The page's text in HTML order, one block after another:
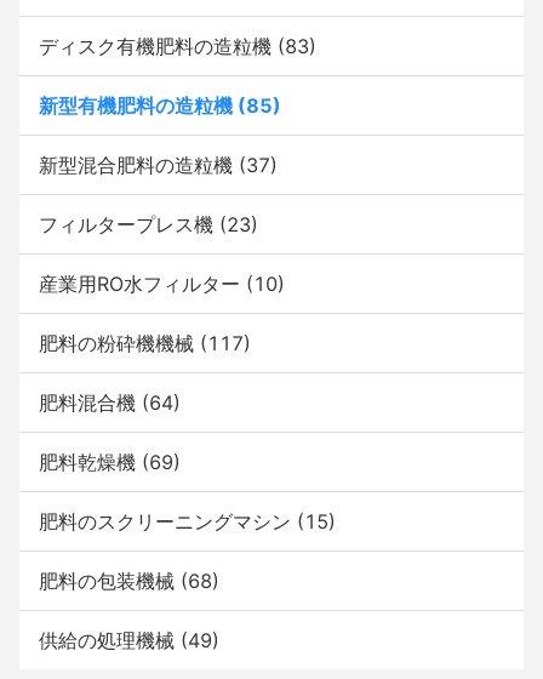
ディスク有機肥料の造粒機 (83)
新型有機肥料の造粒機 (85)
新型混合肥料の造粒機 (37)
フィルタープレス機 (23)
産業用RO水フィルター (10)
肥料の粉砕機機械 (117)
肥料混合機 (64)
肥料乾燥機 (69)
肥料のスクリーニングマシン (15)
肥料の包装機械 (68)
供給の処理機械 (49)